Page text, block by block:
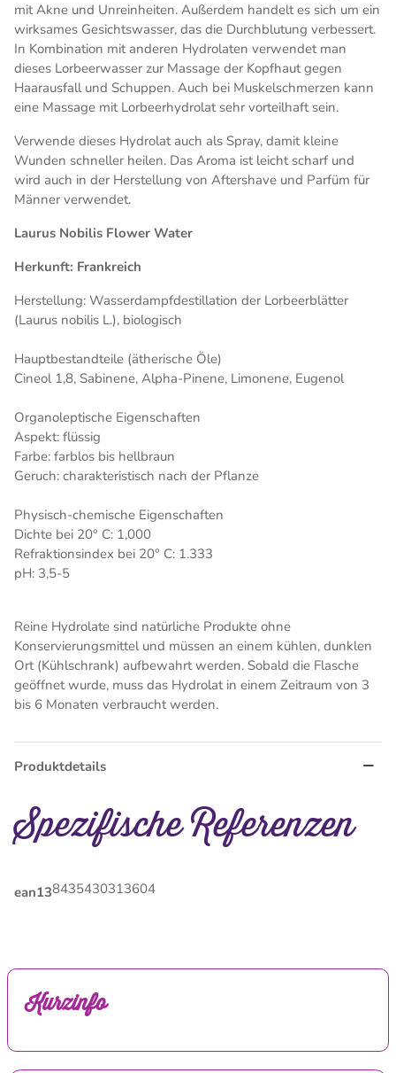
mit Akne und Unreinheiten. Außerdem handelt es sich um ein
wirksames Gesichtswasser, das die Durchblutung verbessert.
In Kombination mit anderen Hydrolaten verwendet man
dieses Lorbeerwasser zur Massage der Kopfhaut gegen
Haarausfall und Schuppen. Auch bei Muskelschmerzen kann
eine Massage mit Lorbeerhydrolat sehr vorteilhaft sein.
Verwende dieses Hydrolat auch als Spray, damit kleine
Wunden schneller heilen. Das Aroma ist leicht scharf und
wird auch in der Herstellung von Aftershave und Parfüm für
Männer verwendet.
Laurus Nobilis Flower Water
Herkunft: Frankreich
Herstellung: Wasserdampfdestillation der Lorbeerblätter
(Laurus nobilis L.), biologisch
Hauptbestandteile (ätherische Öle)
Cineol 1,8, Sabinene, Alpha-Pinene, Limonene, Eugenol
Organoleptische Eigenschaften
Aspekt: flüssig
Farbe: farblos bis hellbraun
Geruch: charakteristisch nach der Pflanze
Physisch-chemische Eigenschaften
Dichte bei 20° C: 1,000
Refraktionsindex bei 20° C: 1.333
pH: 3,5-5
Reine Hydrolate sind natürliche Produkte ohne
Konservierungsmittel und müssen an einem kühlen, dunklen
Ort (Kühlschrank) aufbewahrt werden. Sobald die Flasche
geöffnet wurde, muss das Hydrolat in einem Zeitraum von 3
bis 6 Monaten verbraucht werden.
Produktdetails
Spezifische Referenzen
ean138435430313604
Kurzinfo